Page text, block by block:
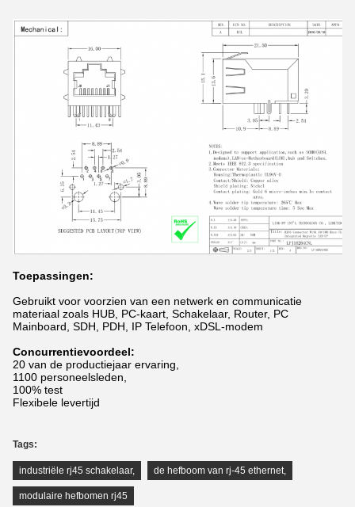
Toepassingen:
Gebruikt voor voorzien van een netwerk en communicatie
materiaal zoals HUB, PC-kaart, Schakelaar, Router, PC
Mainboard, SDH, PDH, IP Telefoon, xDSL-modem
Concurrentievoordeel:
20 van de productiejaar ervaring,
1100 personeelsleden,
100% test
Flexibele levertijd
Tags:
industriële rj45 schakelaar, de hefboom van rj-45 ethernet
modulaire hefbomen rj45